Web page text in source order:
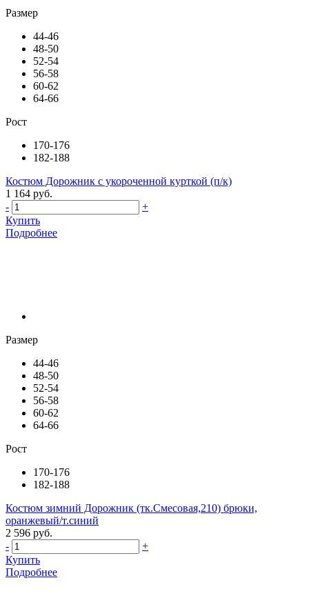
Размер
44-46
48-50
52-54
56-58
60-62
64-66
Рост
170-176
182-188
Костюм Дорожник с укороченной курткой (п/к)
1 164 руб.
-
+
Купить
Подробнее
Размер
44-46
48-50
52-54
56-58
60-62
64-66
Рост
170-176
182-188
Костюм зимний Дорожник (тк.Смесовая,210) брюки,
оранжевый/т.синий
2 596 руб.
-
+
Купить
Подробнее